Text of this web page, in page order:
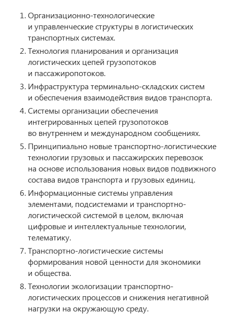
Организационно-технологические
и управленческие структуры в логистических
транспортных системах.
Технология планирования и организация
логистических цепей грузопотоков
и пассажиропотоков.
Инфраструктура терминально-складских систем
и обеспечения взаимодействия видов транспорта.
Системы организации обеспечения
интегрированных цепей грузопотоков
во внутреннем и международном сообщениях.
Принципиально новые транспортно-логистические
технологии грузовых и пассажирских перевозок
на основе использования новых видов подвижного
состава видов транспорта и грузовых единиц.
Информационные системы управления
элементами, подсистемами и транспортно-
логистической системой в целом, включая
цифровые и интеллектуальные технологии,
телематику.
Транспортно-логистические системы
формирования новой ценности для экономики
и общества.
Технологии экологизации транспортно-
логистических процессов и снижения негативной
нагрузки на окружающую среду.